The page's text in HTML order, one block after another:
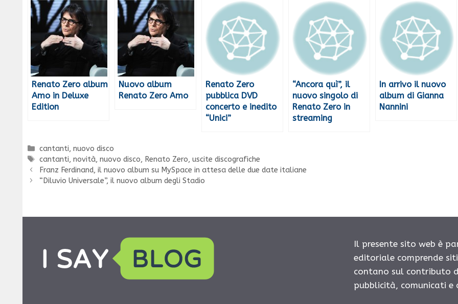
Renato Zero album
Amo in Deluxe
Edition
Nuovo album
Renato Zero Amo
Renato Zero
pubblica DVD
concerto e inedito
“Unici”
“Ancora quì”, il
nuovo singolo di
Renato Zero in
streaming
In arrivo il nuovo
album di Gianna
Nannini
Categorie
cantanti,nuovo disco
Tag
cantanti,novità,nuovo disco, Renato Zero,uscite discografiche
Franz Ferdinand, il nuovo album su MySpace in attesa delle due date italiane
“Diluvio Universale”, il nuovo album degli Stadio
Il presente sito web è
editoriale comprende
contano sul contributo
pubblicità, comunicati e